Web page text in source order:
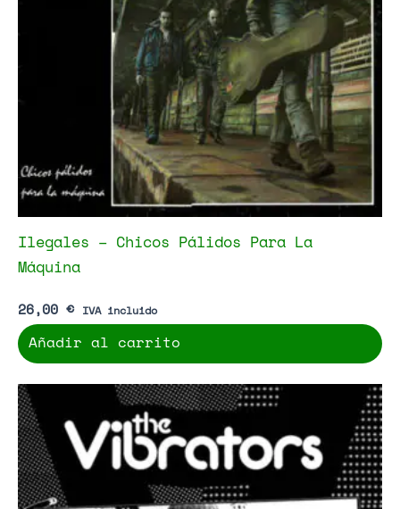
Ilegales – Chicos Pálidos Para La
Máquina
26,00 € IVA incluido
Añadir al carrito